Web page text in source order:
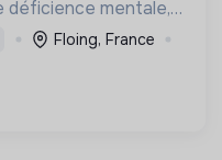
déficience mentale,
Floing, France